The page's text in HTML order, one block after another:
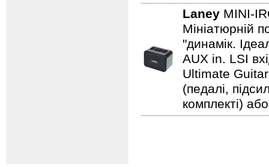
Laney MINI-
Мініатюрній
"динамік.
AUX in. LSI
Ultimate Guitar
(педалі,
комплекті)